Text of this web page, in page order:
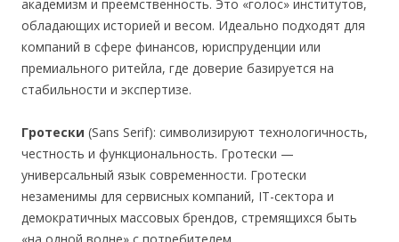
академизм и преемственность. Это «голос» институтов,
обладающих историей и весом. Идеально подходят для
компаний в сфере финансов, юриспруденции или
премиального ритейла, где доверие базируется на
стабильности и экспертизе.
Гротески (Sans Serif): символизируют технологичность,
честность и функциональность. Гротески —
универсальный язык современности. Гротески
незаменимы для сервисных компаний, IT-сектора и
демократичных массовых брендов, стремящихся быть
«на одной волне» с потребителем.